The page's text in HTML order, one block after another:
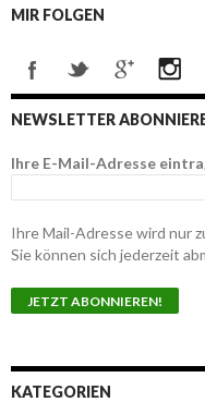
MIR FOLGEN
NEWSLETTER
Ihre E-Mail-Adresse
Ihre Mail-Adresse wird nur
Sie können sich jederzeit
KATEGORIEN